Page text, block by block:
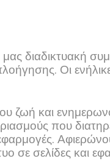
διαδικτυακή
Οι
ζωή και
που
σε σελίδες και